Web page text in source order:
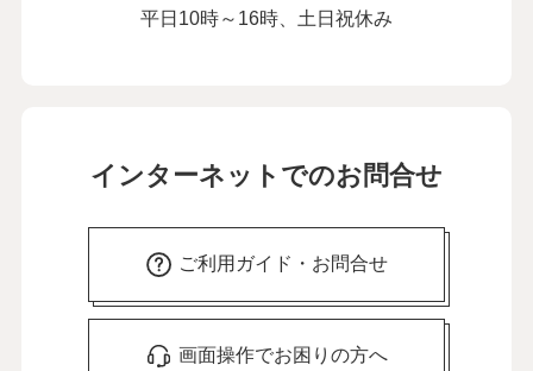
平日10時～16時、土日祝休み
インターネットでのお問合せ
ご利用ガイド・お問合せ
画面操作でお困りの方へ